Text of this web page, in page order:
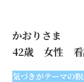
かおりさま
42歳 女性 看
気づきがテーマの